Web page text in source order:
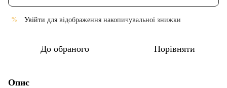
% Увійти для відображення накопичувальної знижки
До обраного Порівняти
Опис